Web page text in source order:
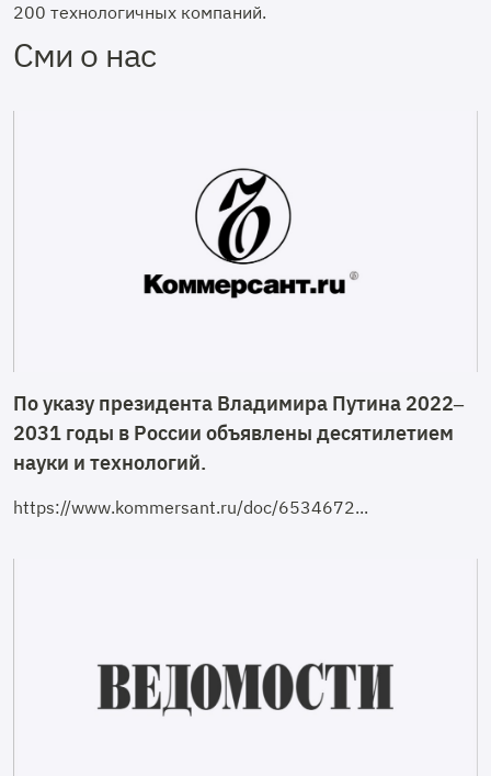
200 технологичных компаний.
Сми о нас
По указу президента Владимира Путина 2022–
2031 годы в России объявлены десятилетием
науки и технологий.
https://www.kommersant.ru/doc/6534672...